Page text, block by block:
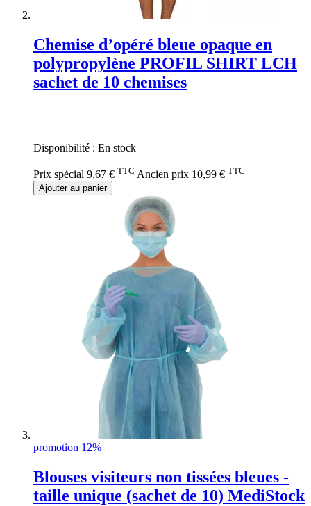
Chemise d’opéré bleue opaque en
polypropylène PROFIL SHIRT LCH
sachet de 10 chemises
Disponibilité : En stock
Prix spécial 9,67 € TTC Ancien prix 10,99 € TTC
Ajouter au panier
promotion 12%
Blouses visiteurs non tissées bleues -
taille unique (sachet de 10) MediStock